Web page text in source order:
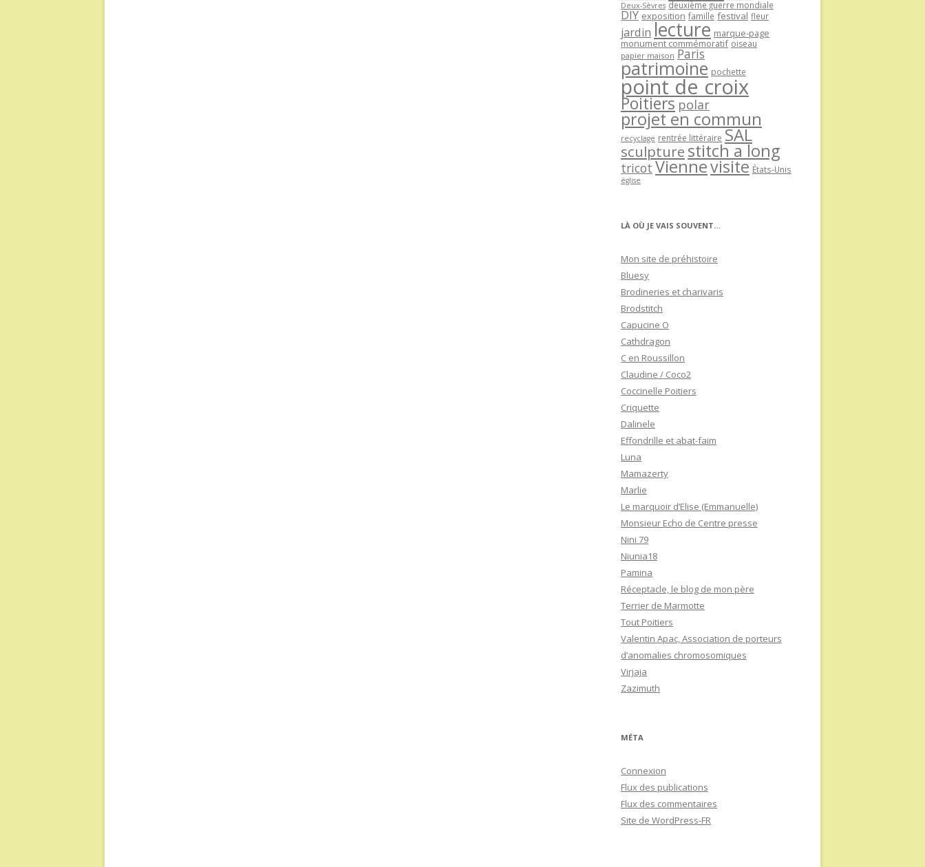
Deux-Sèvres deuxième guerre mondiale
DIY exposition famille festival fleur
jardin lecture marque-page
monument commémoratif oiseau
papier maison Paris
patrimoine pochette
point de croix
Poitiers polar
projet en commun
recyclage rentrée littéraire SAL
sculpture stitch a long
tricot Viennevisite États-Unis
église
LÀ OÙ JE VAIS SOUVENT…
Mon site de préhistoire
Bluesy
Brodineries et charivaris
Brodstitch
Capucine O
Cathdragon
C en Roussillon
Claudine / Coco2
Coccinelle Poitiers
Criquette
Dalinele
Effondrille et abat-faim
Luna
Mamazerty
Marlie
Le marquoir d’Elise (Emmanuelle)
Monsieur Echo de Centre presse
Nini 79
Niunia18
Pamina
Réceptacle, le blog de mon père
Terrier de Marmotte
Tout Poitiers
Valentin Apac, Association de porteurs
d’anomalies chromosomiques
Virjaja
Zazimuth
MÉTA
Connexion
Flux des publications
Flux des commentaires
Site de WordPress-FR